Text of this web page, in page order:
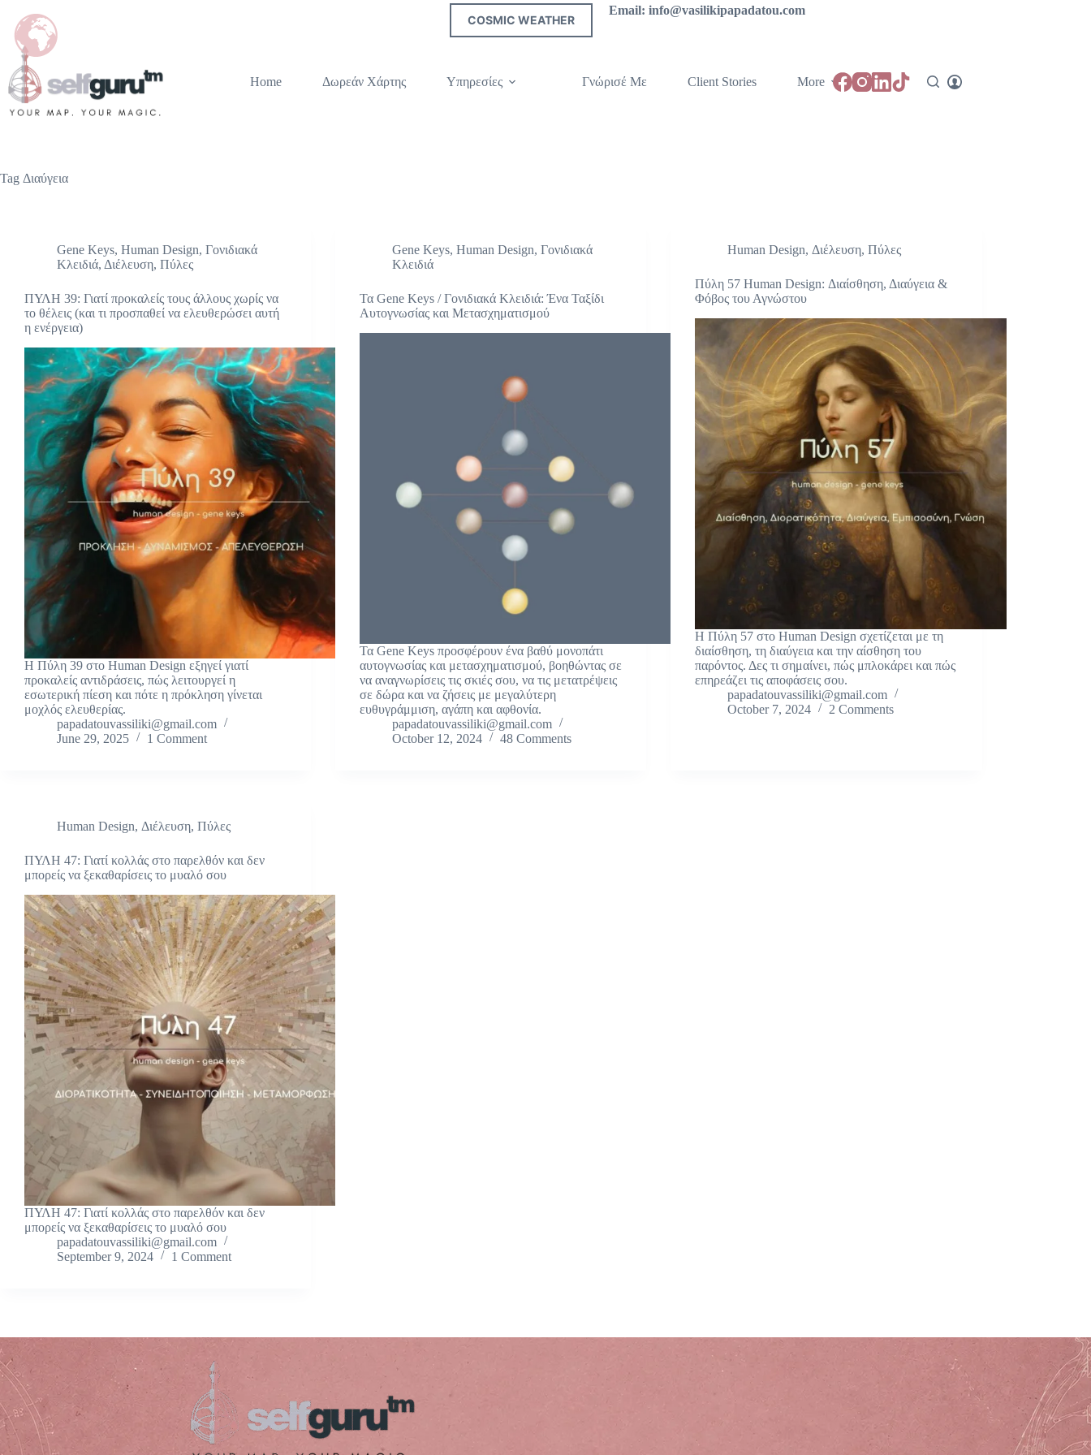
COSMIC WEATHER
Email: info@vasilikipapadatou.com
Home Δωρεάν Χάρτης Υπηρεσίες Γνώρισέ Με Client Stories More
Tag Διαύγεια
Gene Keys, Human Design, Γονιδιακά
Κλειδιά, Διέλευση, Πύλες
ΠΥΛΗ 39: Γιατί προκαλείς τους άλλους χωρίς να
το θέλεις (και τι προσπαθεί να ελευθερώσει αυτή
η ενέργεια)
Η Πύλη 39 στο Human Design εξηγεί γιατί
προκαλείς αντιδράσεις, πώς λειτουργεί η
εσωτερική πίεση και πότε η πρόκληση γίνεται
μοχλός ελευθερίας.
papadatouvassiliki@gmail.com
June 29, 2025
1 Comment
Gene Keys,Human Design,Γονιδιακά
Κλειδιά
Τα Gene Keys / Γονιδιακά Κλειδιά: Ένα Ταξίδι
Αυτογνωσίας και Μετασχηματισμού
Τα Gene Keys προσφέρουν ένα βαθύ μονοπάτι
αυτογνωσίας και μετασχηματισμού, βοηθώντας σε
να αναγνωρίσεις τις σκιές σου, να τις μετατρέψεις
σε δώρα και να ζήσεις με μεγαλύτερη
ευθυγράμμιση, αγάπη και αφθονία.
papadatouvassiliki@gmail.com
October 12, 2024
48 Comments
Human Design, Διέλευση,Πύλες
Πύλη 57 Human Design: Διαίσθηση, Διαύγεια &
Φόβος του Αγνώστου
Η Πύλη 57 στο Human Design σχετίζεται με τη
διαίσθηση, τη διαύγεια και την αίσθηση του
παρόντος. Δες τι σημαίνει, πώς μπλοκάρει και πώς
επηρεάζει τις αποφάσεις σου.
papadatouvassiliki@gmail.com
October 7, 2024
2 Comments
Human Design, Διέλευση, Πύλες
ΠΥΛΗ 47: Γιατί κολλάς στο παρελθόν και δεν
μπορείς να ξεκαθαρίσεις το μυαλό σου
ΠΥΛΗ 47: Γιατί κολλάς στο παρελθόν και δεν
μπορείς να ξεκαθαρίσεις το μυαλό σου
papadatouvassiliki@gmail.com
September 9, 2024
1 Comment